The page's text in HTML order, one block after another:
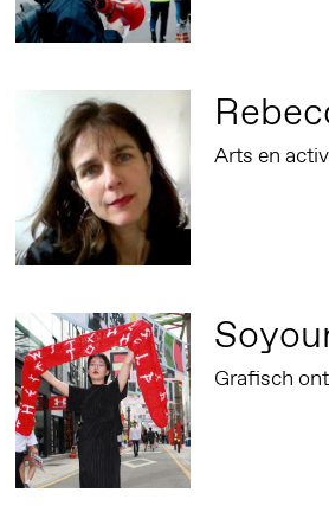
Arts en
Grafisch